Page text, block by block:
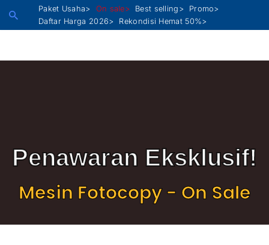
Skip
Paket Usaha> On sale> Best selling>
Promo>
Daftar Harga 2026>
Rekondisi Hemat 50%>
Penawaran Eksklusif!
Mesin Fotocopy - On Sale